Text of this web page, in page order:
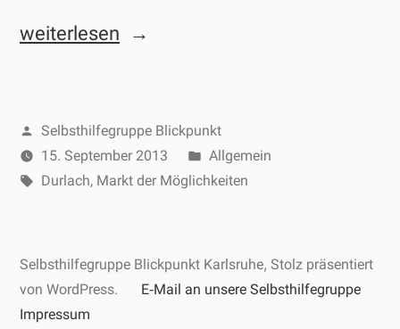
„Markt
in
Durlach“
weiterlesen
Veröffentlicht
von
Selbsthilfegruppe Blickpunkt
15. September 2013
Veröffentlicht
unter
Allgemein
Schlagwörter:
Durlach, Markt der Möglichkeiten
Selbsthilfegruppe Blickpunkt Karlsruhe, Stolz präsentiert
von WordPress.
E‑Mail an unsere Selbsthilfegruppe
Impressum